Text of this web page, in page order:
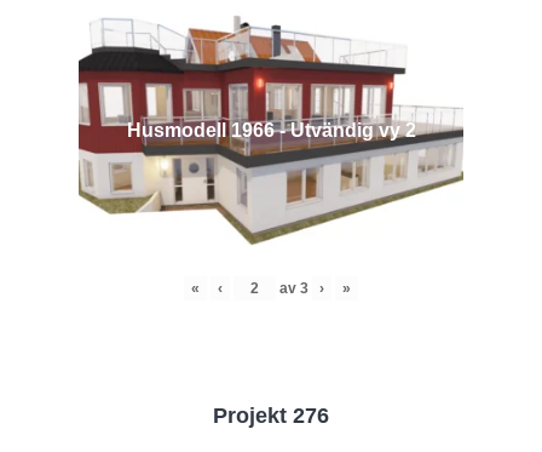
Husmodell 1966 - Utvändig vy 2
« ‹ av 3 › »
Projekt 276